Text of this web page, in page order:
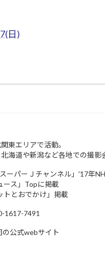
日)
東エリアで活動。
海道や新潟など各地での撮影
パーＪチャンネル」'17年
ス」Topに掲載
とおでかけ」掲載
1617-7491
公式webサイト